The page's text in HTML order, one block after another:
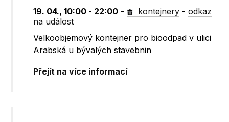
19. 04., 10:00 - 22:00 - kontejnery -odkaz
na událost
Velkoobjemový kontejner pro bioodpad v ulici
Arabská u bývalých stavebnin
Přejít na více informací